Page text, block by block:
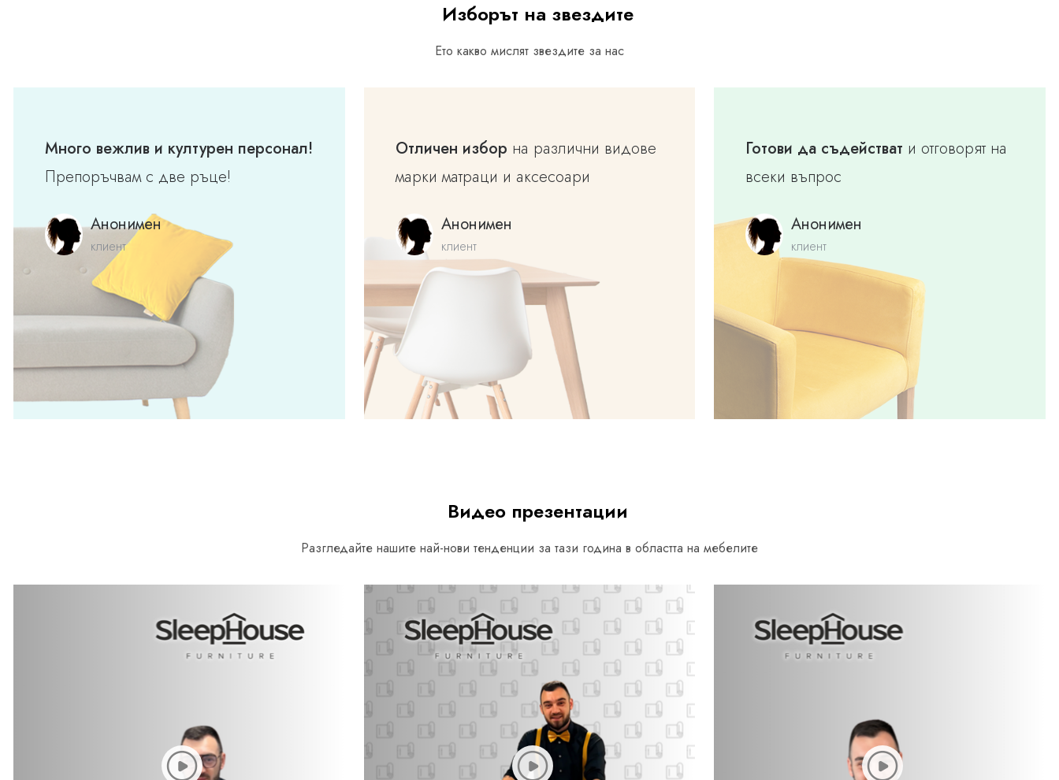
Изборът на звездите
Ето какво мислят звездите за нас
Много вежлив и културен персонал!
Препоръчвам с две ръце!
Анонимен
клиент
Отличен избор на различни видове
марки матраци и аксесоари
Анонимен
клиент
Готови да съдействат и отговорят на
всеки въпрос
Анонимен
клиент
Видео презентации
Разгледайте нашите най-нови тенденции за тази година в областта на мебелите